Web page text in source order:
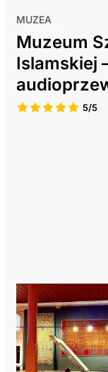
MUZEA
Muzeum
Islamskiej
5/5